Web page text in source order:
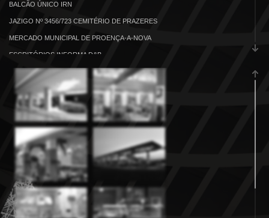
BALCÃO ÚNICO IRN
JAZIGO Nº 3456/723 CEMITÉRIO DE PRAZERES
MERCADO MUNICIPAL DE PROENÇA-A-NOVA
ESCRITÓRIOS INFORMA D&B
EDIFÍCIO SEDE DA VIEIRA DE ALMEIDA-ADVOGADOS
BALÇÕES ATENDIMENTO BANCO BPI
GARAGEM BOSCH CAR SERVICE
ÁREA DE SERVIÇO DE LOULÉ
ÁREA DE SERVIÇO DE LAGOS
E.T.A.R.-RIBEIRA BRAVA
E.T.A.R.-CALHETA
PINGO DOCE DE ALVOR
SEDE EDIFÍCIO AXA LISBOA